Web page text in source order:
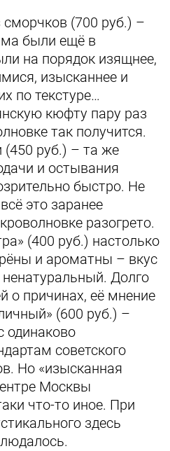
(700 руб.) –
были ещё в
на порядок изящнее,
изысканнее и
по текстуре…
кюфту пару раз
так получится.
(450 руб.) – та же
и остывания
быстро. Не
это заранее
разогрето.
(400 руб.) настолько
и ароматны – вкус
ненатуральный. Долго
о причинах, её мнение
(600 руб.) –
одинаково
советского
Но «изысканная
Москвы
что-то иное. При
здесь